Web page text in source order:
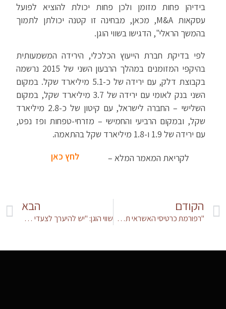
בידיהן פחות מזומן ולכן פחות יכולת להוציא לפועל
עסקאות M&A, מכאן, מבחינה זו קטנה יכולתן לתמוך
בהמשך הראלי", הדגישו בשווי הוגן.
לפי בדיקת חברת הייעוץ הכלכלי, הירידה המשמעותית
בהיקפי המזומנים במהלך הרבעון השני של 2015 נרשמה
בקבוצת דלק, עם ירידה של כ-5.1 מיליארד שקל. במקום
השני בנק לאומי עם ירידה של 3.7 מיליארד שקל, במקום
השלישי – החברה לישראל, עם קיטון של כ-2.8 מיליארד
שקל, ובמקום הרביעי והחמישי – מזרחי-טפחות ופז נפט,
עם ירידה של 1.9 ו-1.8 מיליארד שקל בהתאמה.
לקריאת המאמר המלא – לחץ כאן
הקודם
"רפורמת כרטיסי האשראי תחתוך את הרווח השנתי בבנקים ב-700 מיליון שקל"
הבא
שווי הוגן: "יש להיערך לצעדי מנע בהערכות שווי, רשות ניירות ערך מהדקת את הפיקוח על התחום"